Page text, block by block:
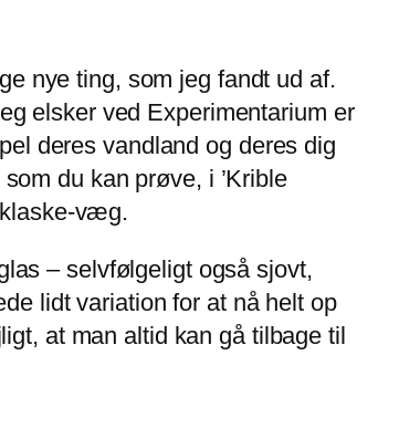
nye ting, som jeg fandt ud af.
elsker ved Experimentarium er
deres vandland og deres dig
du kan prøve, i ’Krible
klaske-væg.
– selvfølgeligt også sjovt,
lidt variation for at nå helt op
at man altid kan gå tilbage til